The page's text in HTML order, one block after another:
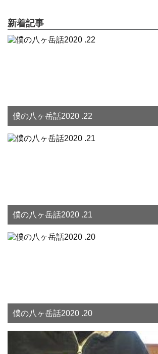
新着記事
僕の八ヶ岳話2020 .22
僕の八ヶ岳話2020 .21
僕の八ヶ岳話2020 .20